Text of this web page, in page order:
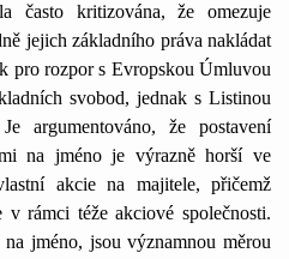
často kritizována, že omezuje
jejich základního práva nakládat
pro rozpor s Evropskou Úmluvou
svobod, jednak s Listinou
argumentováno, že postavení
na jméno je výrazně horší ve
akcie na majitele, přičemž
rámci téže akciové společnosti.
jméno, jsou významnou měrou